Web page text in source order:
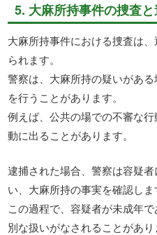
5. 大麻所持事件の捜査
大麻所持事件における捜査は
られます。
警察は、大麻所持の疑いがあ
を行うことがあります。
例えば、公共の場での不審な
動に出ることがあります。
逮捕された場合、警察は容疑
い、大麻所持の事実を確認しま
この過程で、容疑者が未成年
別な扱いがなされることがあり